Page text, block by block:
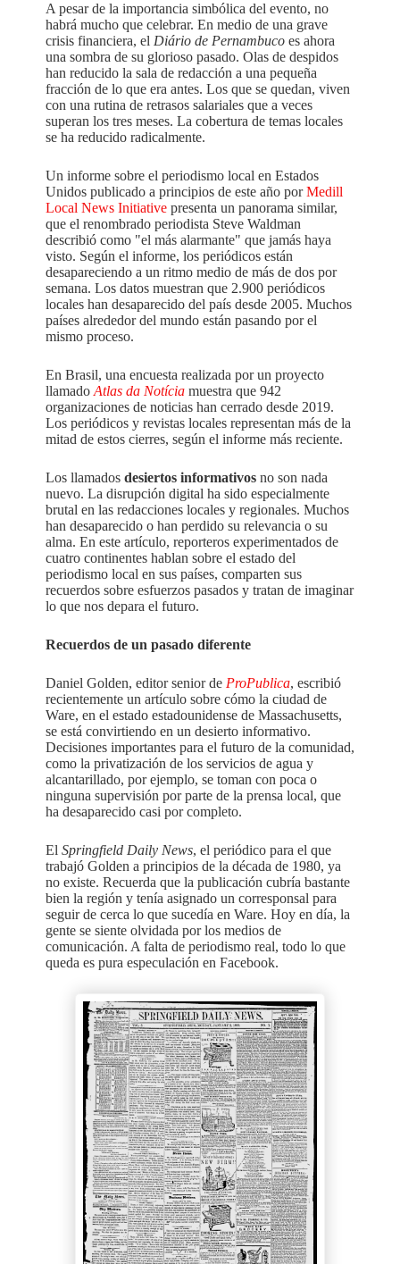
A pesar de la importancia simbólica del evento, no
habrá mucho que celebrar. En medio de una grave
crisis financiera, el Diário de Pernambuco es ahora
una sombra de su glorioso pasado. Olas de despidos
han reducido la sala de redacción a una pequeña
fracción de lo que era antes. Los que se quedan, viven
con una rutina de retrasos salariales que a veces
superan los tres meses. La cobertura de temas locales
se ha reducido radicalmente.
Un informe sobre el periodismo local en Estados
Unidos publicado a principios de este año porMedill
Local News Initiative presenta un panorama similar,
que el renombrado periodista Steve Waldman
describió como "el más alarmante" que jamás haya
visto. Según el informe, los periódicos están
desapareciendo a un ritmo medio de más de dos por
semana. Los datos muestran que 2.900 periódicos
locales han desaparecido del país desde 2005. Muchos
países alrededor del mundo están pasando por el
mismo proceso.
En Brasil, una encuesta realizada por un proyecto
llamado Atlas da Notícia muestra que 942
organizaciones de noticias han cerrado desde 2019.
Los periódicos y revistas locales representan más de la
mitad de estos cierres, según el informe más reciente.
Los llamados desiertos informativos no son nada
nuevo. La disrupción digital ha sido especialmente
brutal en las redacciones locales y regionales. Muchos
han desaparecido o han perdido su relevancia o su
alma. En este artículo, reporteros experimentados de
cuatro continentes hablan sobre el estado del
periodismo local en sus países, comparten sus
recuerdos sobre esfuerzos pasados ​​y tratan de imaginar
lo que nos depara el futuro.
Recuerdos de un pasado diferente
Daniel Golden, editor senior de ProPublica, escribió
recientemente un artículo sobre cómo la ciudad de
Ware, en el estado estadounidense de Massachusetts,
se está convirtiendo en un desierto informativo.
Decisiones importantes para el futuro de la comunidad,
como la privatización de los servicios de agua y
alcantarillado, por ejemplo, se toman con poca o
ninguna supervisión por parte de la prensa local, que
ha desaparecido casi por completo.
El Springfield Daily News, el periódico para el que
trabajó Golden a principios de la década de 1980, ya
no existe. Recuerda que la publicación cubría bastante
bien la región y tenía asignado un corresponsal para
seguir de cerca lo que sucedía en Ware. Hoy en día, la
gente se siente olvidada por los medios de
comunicación. A falta de periodismo real, todo lo que
queda es pura especulación en Facebook.